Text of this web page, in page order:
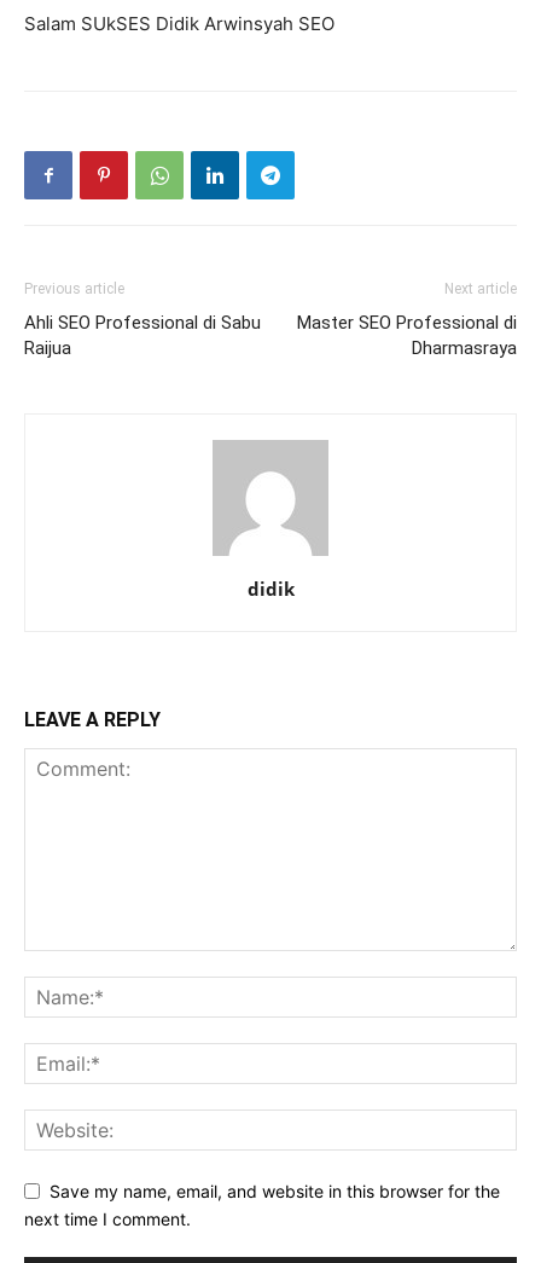
Salam SUkSES Didik Arwinsyah SEO
Previous article
Ahli SEO Professional di Sabu
Raijua
Next article
Master SEO Professional di
Dharmasraya
didik
LEAVE A REPLY
Save my name, email, and website in this browser for the
next time I comment.